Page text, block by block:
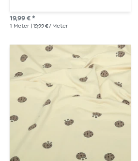
19,99 € *
1 Meter | 19,99 € / Meter